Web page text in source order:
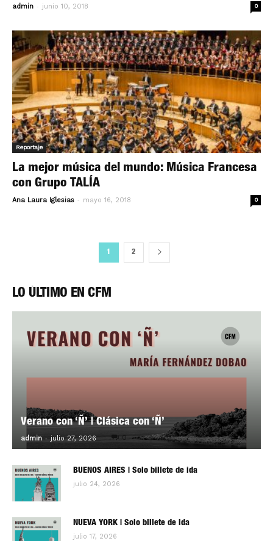
admin - junio 10, 2018 0
Reportaje
La mejor música del mundo: Música Francesa
con Grupo TALÍA
Ana Laura Iglesias - mayo 16, 2018 0
1 2
LO ÚLTIMO EN CFM
Verano con ‘Ñ’ | Clásica con ‘Ñ’
admin - julio 27, 2026 0
BUENOS AIRES | Solo billete de ida
julio 24, 2026
NUEVA YORK | Solo billete de ida
julio 17, 2026